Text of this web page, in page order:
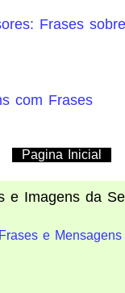
Frases
com Frases
Pagina Inicial
e Imagens da
Frases e